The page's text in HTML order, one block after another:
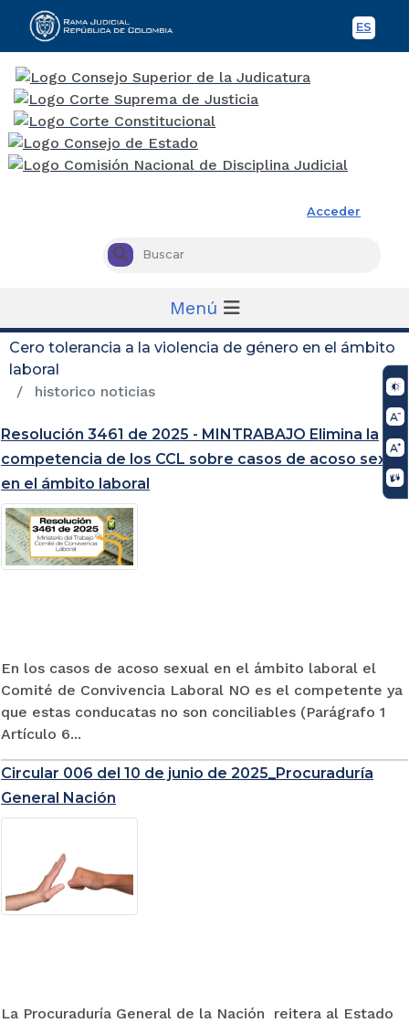
ES
Acceder
Buscar
Menú
Cero tolerancia a la violencia de género en el ámbito
laboral
historico noticias
Resolución 3461 de 2025 - MINTRABAJO Elimina la
competencia de los CCL sobre casos de acoso sexual
en el ámbito laboral
En los casos de acoso sexual en el ámbito laboral el
Comité de Convivencia Laboral NO es el competente ya
que estas conducatas no son conciliables (Parágrafo 1
Artículo 6...
Circular 006 del 10 de junio de 2025_Procuraduría
General Nación
La Procuraduría General de la Nación reitera al Estado